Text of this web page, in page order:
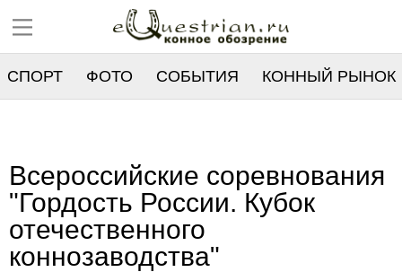
СПОРТ ФОТО СОБЫТИЯ КОННЫЙ РЫНОК
Всероссийские соревнования
"Гордость России. Кубок
отечественного
коннозаводства"